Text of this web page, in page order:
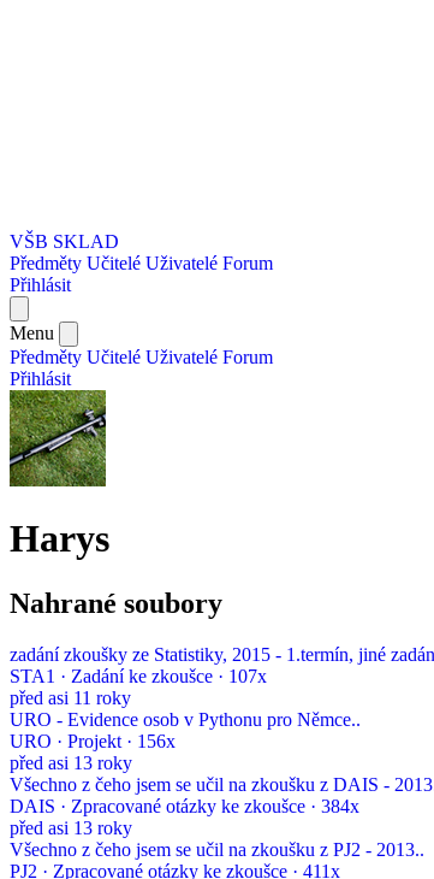
VŠB SKLAD
Předměty Učitelé Uživatelé Forum
Přihlásit
Menu
Předměty Učitelé Uživatelé Forum
Přihlásit
Harys
Nahrané soubory
zadání zkoušky ze Statistiky, 2015 - 1.termín, jiné
STA1 · Zadání ke zkoušce · 107x
před asi 11 roky
URO - Evidence osob v Pythonu pro Němce..
URO · Projekt · 156x
před asi 13 roky
Všechno z čeho jsem se učil na zkoušku z DAIS -
DAIS · Zpracované otázky ke zkoušce · 384x
před asi 13 roky
Všechno z čeho jsem se učil na zkoušku z PJ2 - 2013..
PJ2 · Zpracované otázky ke zkoušce · 411x